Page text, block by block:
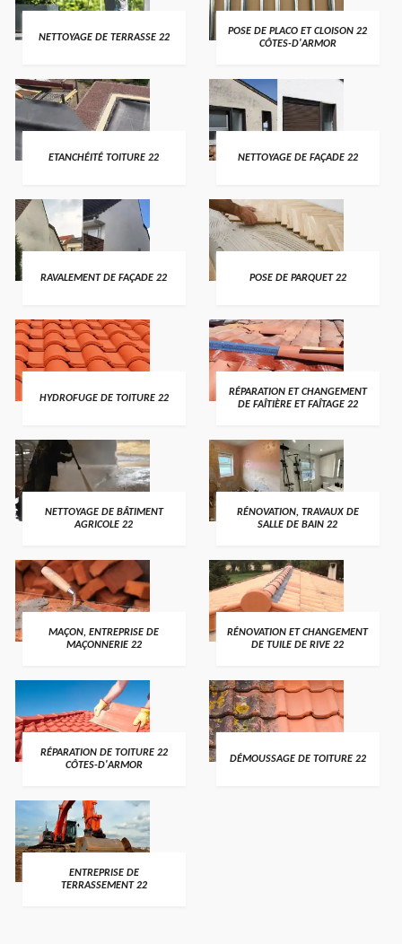
NETTOYAGE DE TERRASSE 22
POSE DE PLACO ET CLOISON 22
CÔTES-D'ARMOR
ETANCHÉITÉ TOITURE 22 NETTOYAGE DE FAÇADE 22
RAVALEMENT DE FAÇADE 22 POSE DE PARQUET 22
HYDROFUGE DE TOITURE 22
RÉPARATION ET CHANGEMENT
DE FAÎTIÈRE ET FAÎTAGE 22
NETTOYAGE DE BÂTIMENT
AGRICOLE 22
RÉNOVATION, TRAVAUX DE
SALLE DE BAIN 22
MAÇON, ENTREPRISE DE
MAÇONNERIE 22
RÉNOVATION ET CHANGEMENT
DE TUILE DE RIVE 22
RÉPARATION DE TOITURE 22
CÔTES-D'ARMOR
DÉMOUSSAGE DE TOITURE 22
ENTREPRISE DE
TERRASSEMENT 22